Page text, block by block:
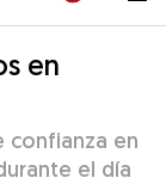
en
confianza en
el día